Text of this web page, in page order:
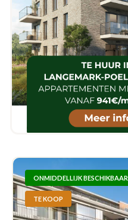
ONMIDDELLIJK BESCHIKBAAR
TE KOOP